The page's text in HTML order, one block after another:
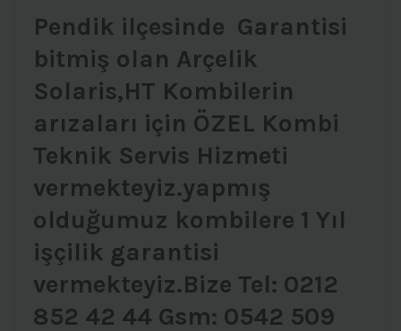
Pendik ilçesinde Garantisi
bitmiş olan Arçelik
Solaris,HT Kombilerin
arızaları için ÖZEL Kombi
Teknik Servis Hizmeti
vermekteyiz.yapmış
olduğumuz kombilere 1 Yıl
işçilik garantisi
vermekteyiz.Bize Tel: 0212
852 42 44 Gsm: 0542 509